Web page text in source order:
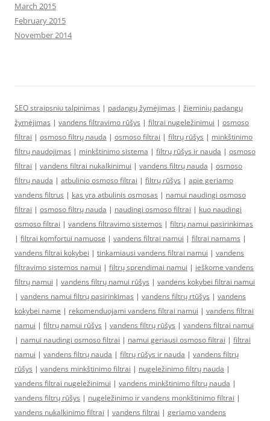
March 2015
February 2015
November 2014
SEO straipsniu talpinimas | padangų žymėjimas | žieminių padangų
žymėjimas | vandens filtravimo rūšys | filtrai nugeležinimui | osmoso
filtrai | osmoso filtrų nauda | osmoso filtrai | filtrų rūšys | minkštinimo
filtrų naudojimas | minkštinimo sistema | filtrų rūšys ir nauda | osmoso
filtrai | vandens filtrai nukalkinimui | vandens filtrų nauda | osmoso
filtrų nauda | atbulinio osmoso filtrai | filtrų rūšys | apie geriamo
vandens filtrus | kas yra atbulinis osmosas | namui naudingi osmoso
filtrai | osmoso filtrų nauda | naudingi osmoso filtrai | kuo naudingi
osmoso filtrai | vandens filtravimo sistemos | filtrų namui pasirinkimas
| filtrai komfortui namuose | vandens filtrai namui | filtrai namams |
vandens filtrai kokybei | tinkamiausi vandens filtrai namui | vandens
filtravimo sistemos namui | filtrų sprendimai namui | ieškome vandens
filtrų namui | vandens filtrų namui rūšys | vandens kokybei filtrai namui
| vandens namui filtrų pasirinkimas | vandens filtrų rtūšys | vandens
kokybei name | rekomenduojami vandens filtrai namui | vandens filtrai
namui | filtrų namui rūšys | vandens filtrų rūšys | vandens filtrai namui
| namui naudingi osmoso filtrai | namui geriausi osmoso filtrai | filtrai
namui | vandens filtrų nauda | filtrų rūšys ir nauda | vandens filtrų
rūšys | vandens minkštinimo filtrai | nugeležinimo filtrų nauda |
vandens filtrai nugeležinimui | vandens minkštinimo filtrų nauda |
vandens filtrų rūšys | nugeležinimo ir vandens monkštinimo filtrai |
vandens nukalkinimo filtrai | vandens filtrai | geriamo vandens